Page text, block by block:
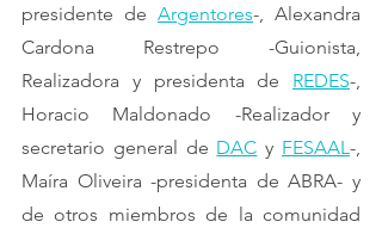
presidente de Argentores-, Alexandra
Cardona Restrepo -Guionista,
Realizadora y presidenta de REDES-,
Horacio Maldonado -Realizador y
secretario general de DAC y FESAAL-,
Maíra Oliveira -presidenta de ABRA- y
de otros miembros de la comunidad